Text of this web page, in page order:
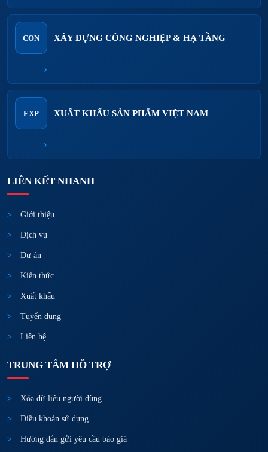
CON XÂY DỰNG CÔNG NGHIỆP & HẠ TẦNG
›
EXP XUẤT KHẨU SẢN PHẨM VIỆT NAM
›
LIÊN KẾT NHANH
Giới thiệu
Dịch vụ
Dự án
Kiến thức
Xuất khẩu
Tuyển dụng
Liên hệ
TRUNG TÂM HỖ TRỢ
Xóa dữ liệu người dùng
Điều khoản sử dụng
Hướng dẫn gửi yêu cầu báo giá